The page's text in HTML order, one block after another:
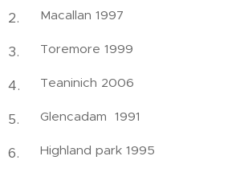
Macallan 1997
Toremore 1999
Teaninich 2006
Glencadam 1991
Highland park 1995